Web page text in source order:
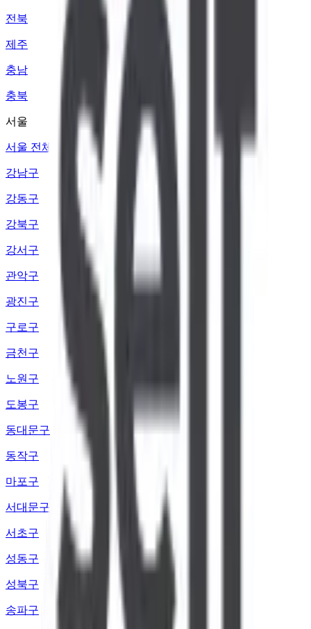
전북
제주
충남
충북
서울
서울 전체
강남구
강동구
강북구
강서구
관악구
광진구
구로구
금천구
노원구
도봉구
동대문구
동작구
마포구
서대문구
서초구
성동구
성북구
송파구